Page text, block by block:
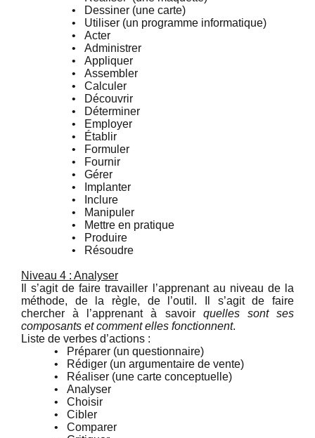
•
Dessiner (une carte)
•
Utiliser (un programme informatique)
•
Acter
•
Administrer
•
Appliquer
•
Assembler
•
Calculer
•
Découvrir
•
Déterminer
•
Employer
•
Établir
•
Formuler
•
Fournir
•
Gérer
•
Implanter
•
Inclure
•
Manipuler
•
Mettre en pratique
•
Produire
•
Résoudre
Niveau 4 : Analyser
Il s’agit de faire travailler l’apprenant au niveau de la
méthode, de la règle, de l’outil. Il s’agit de faire
chercher à l’apprenant à savoir quelles sont ses
composants et comment elles fonctionnent.
Liste de verbes d’actions :
•
Préparer (un questionnaire)
•
Rédiger (un argumentaire de vente)
•
Réaliser (une carte conceptuelle)
•
Analyser
•
Choisir
•
Cibler
•
Comparer